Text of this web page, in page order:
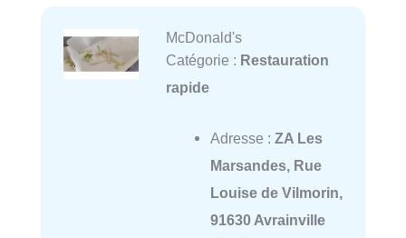
McDonald's
Catégorie : Restauration
rapide
Adresse : ZA Les
Marsandes, Rue
Louise de Vilmorin,
91630 Avrainville